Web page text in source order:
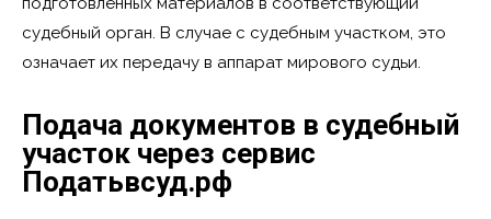
судебный орган. В случае с судебным участком, это
означает их передачу в аппарат мирового судьи.
Подача документов в судебный
участок через сервис
Податьвсуд.рф